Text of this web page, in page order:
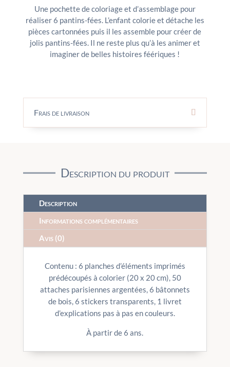
Une pochette de coloriage et d’assemblage pour
réaliser 6 pantins-fées. L’enfant colorie et détache les
pièces cartonnées puis il les assemble pour créer de
jolis pantins-fées. Il ne reste plus qu’à les animer et
imaginer de belles histoires féériques !
Frais de livraison
Description du produit
Description
Informations complémentaires
Avis (0)
Contenu : 6 planches d’éléments imprimés
prédécoupés à colorier (20 x 20 cm), 50
attaches parisiennes argentées, 6 bâtonnets
de bois, 6 stickers transparents, 1 livret
d’explications pas à pas en couleurs.
À partir de 6 ans.